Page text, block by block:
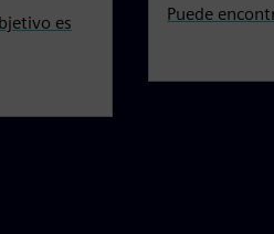
es
Puede